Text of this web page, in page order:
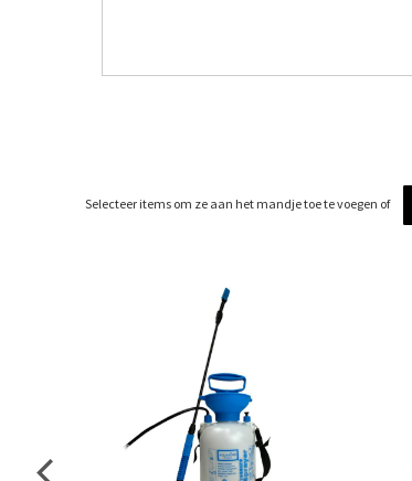
Selecteer items om ze aan het mandje toe te voegen of